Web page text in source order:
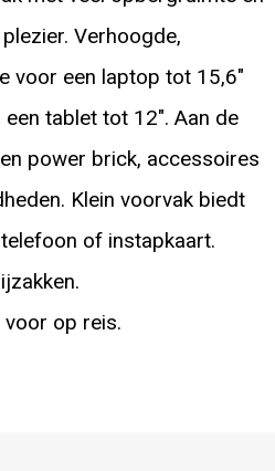
Verhoogde,
voor een laptop tot 15,6"
tablet tot 12". Aan de
power brick, accessoires
Klein voorvak biedt
of instapkaart.
voor op reis.